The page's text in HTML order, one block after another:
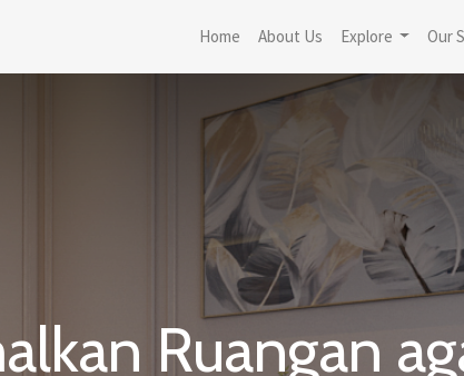
Home About Us Explore Our
Ruangan